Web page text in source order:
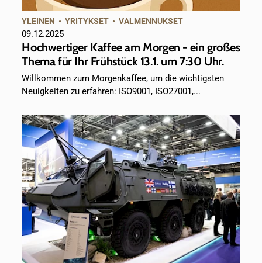
YLEINEN •YRITYKSET •VALMENNUKSET
09.12.2025
Hochwertiger Kaffee am Morgen - ein großes
Thema für Ihr Frühstück 13.1. um 7:30 Uhr.
Willkommen zum Morgenkaffee, um die wichtigsten
Neuigkeiten zu erfahren: ISO9001, ISO27001,...